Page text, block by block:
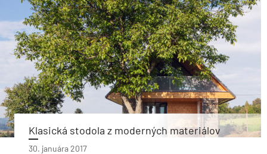
Klasická stodola z moderných materiálov
30. januára 2017